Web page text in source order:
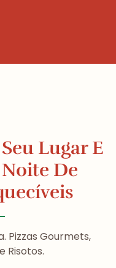
Lugar E
De
Pizzas Gourmets,
Risotos.